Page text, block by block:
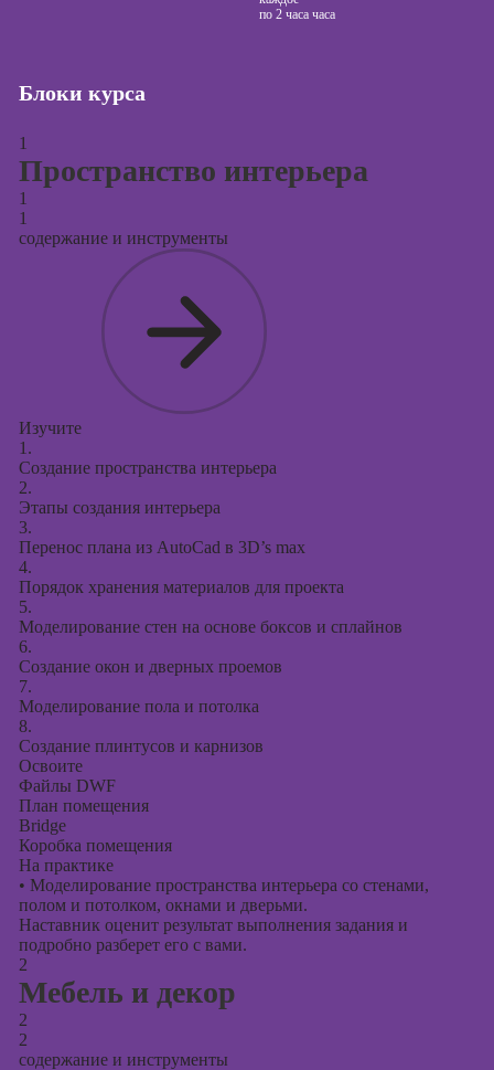
по 2 часа часа
Блоки курса
1
Пространство интерьера
1
1
содержание и инструменты
Изучите
1.
Создание пространства интерьера
2.
Этапы создания интерьера
3.
Перенос плана из AutoCad в 3D’s max
4.
Порядок хранения материалов для проекта
5.
Моделирование стен на основе боксов и сплайнов
6.
Создание окон и дверных проемов
7.
Моделирование пола и потолка
8.
Создание плинтусов и карнизов
Освоите
Файлы DWF
План помещения
Bridge
Коробка помещения
На практике
• Моделирование пространства интерьера со стенами,
полом и потолком, окнами и дверьми.
Наставник оценит результат выполнения задания и
подробно разберет его с вами.
2
Мебель и декор
2
2
содержание и инструменты